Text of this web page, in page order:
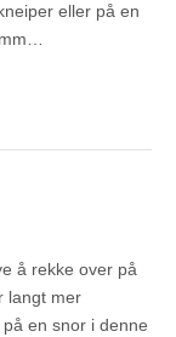
eller på en
å rekke over på
langt mer
en snor i denne